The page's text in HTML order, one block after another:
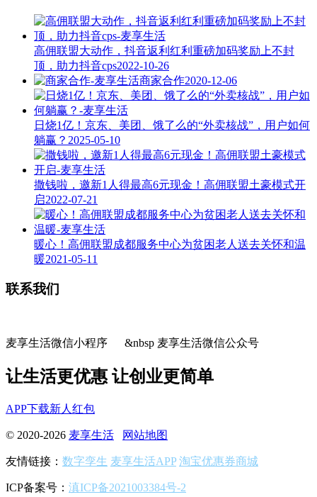
高佣联盟大动作，抖音返利红利重磅加码奖励上不封
顶，助力抖音cps2022-10-26
商家合作2020-12-06
日烧1亿！京东、美团、饿了么的“外卖核战”，用户如何
躺赢？ 2025-05-10
撒钱啦，邀新1人得最高6元现金！高佣联盟土豪模式开
启2022-07-21
暖心！高佣联盟成都服务中心为贫困老人送去关怀和温
暖2021-05-11
联系我们
麦享生活微信小程序 &nbsp 麦享生活微信公众号
让生活更优惠 让创业更简单
APP下载新人红包
© 2020-2026 麦享生活 网站地图
友情链接： 数字孪生 麦享生活APP 淘宝优惠券商城
ICP备案号： 滇ICP备2021003384号-2